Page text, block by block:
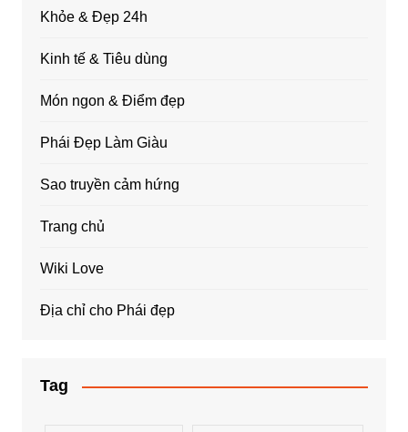
Khỏe & Đẹp 24h
Kinh tế & Tiêu dùng
Món ngon & Điểm đẹp
Phái Đẹp Làm Giàu
Sao truyền cảm hứng
Trang chủ
Wiki Love
Địa chỉ cho Phái đẹp
Tag